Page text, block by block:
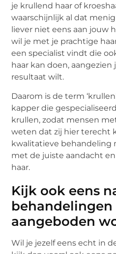
je krullend haar of
waarschijnlijk al dat
liever niet eens aan jouw
wil je met je prachtige
een specialist vindt die
haar kan doen, aangezien
resultaat wilt.
Daarom is de term
kapper die
krullen, zodat mensen
weten dat zij hier terecht
kwalitatieve behandeling
met de juiste aandacht
haar.
Kijk ook eens
behandelingen
aangeboden
Wil je jezelf eens echt in